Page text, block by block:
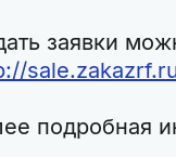
заявки
подробная